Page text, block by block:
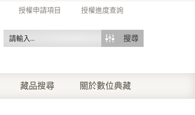
授權申請項目 授權進度查詢
搜尋
藏品搜尋 關於數位典藏